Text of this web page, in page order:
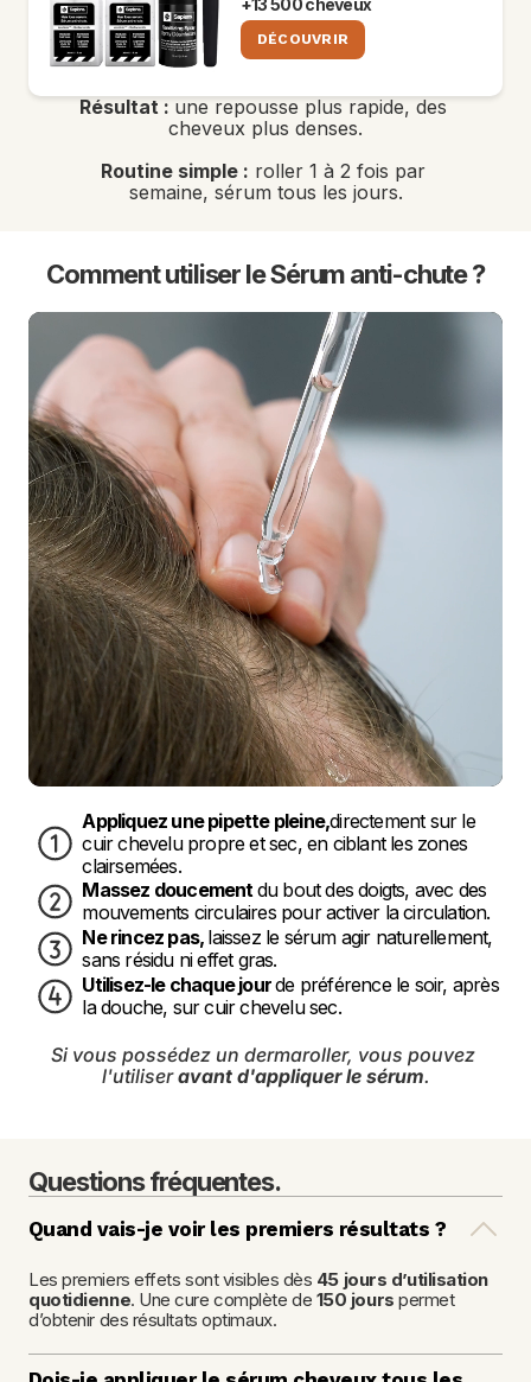
DÉCOUVRIR
Résultat : une repousse plus rapide, des
cheveux plus denses.
Routine simple : roller 1 à 2 fois par
semaine, sérum tous les jours.
Comment utiliser le Sérum anti-chute ?
Appliquez une pipette pleine,directement sur le
cuir chevelu propre et sec, en ciblant les zones
clairsemées.
Massez doucement du bout des doigts, avec des
mouvements circulaires pour activer la circulation.
Ne rincez pas, laissez le sérum agir naturellement,
sans résidu ni effet gras.
Utilisez-le chaque jour de préférence le soir, après
la douche, sur cuir chevelu sec.
Si vous possédez un dermaroller, vous pouvez
l'utiliser avant d'appliquer le sérum.
Questions fréquentes.
Quand vais-je voir les premiers résultats ?
Les premiers effets sont visibles dès 45 jours d’utilisation
quotidienne. Une cure complète de 150 jours permet
d’obtenir des résultats optimaux.